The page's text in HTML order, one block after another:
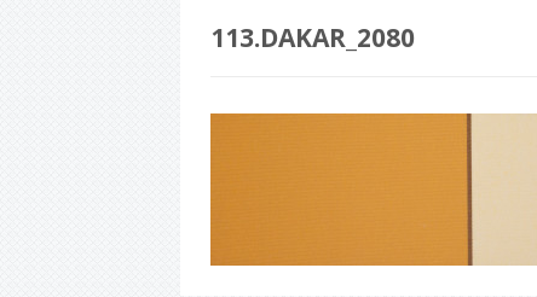
113.DAKAR_2080